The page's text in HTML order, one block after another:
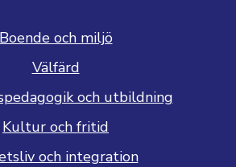
Boende och miljö
Välfärd
och utbildning
Kultur och fritid
och integration